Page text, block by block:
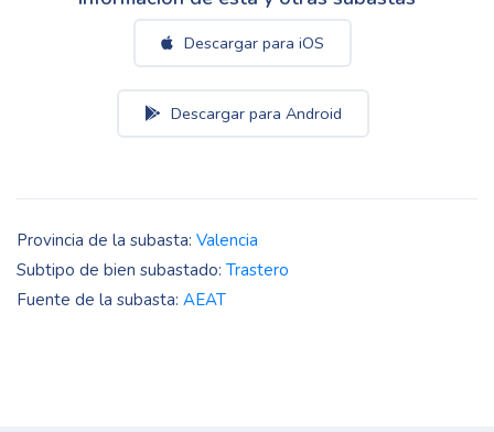
Descargar para iOS
Descargar para Android
Provincia de la subasta: Valencia
Subtipo de bien subastado: Trastero
Fuente de la subasta: AEAT